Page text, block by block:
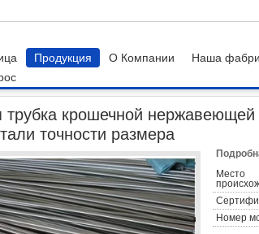
Продукция О Компании Наша
трубка крошечной
точности размера
Место
Номер